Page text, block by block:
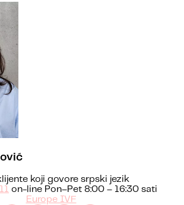
koji govore srpski jezik
on-line Pon–Pet 8:00 – 16:30 sati
Europe IVF